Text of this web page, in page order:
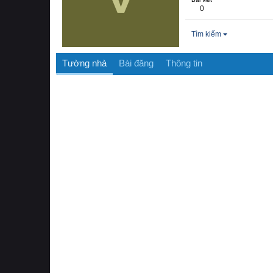
0
Tìm kiếm
Tường nhà Bài đăng Thông tin